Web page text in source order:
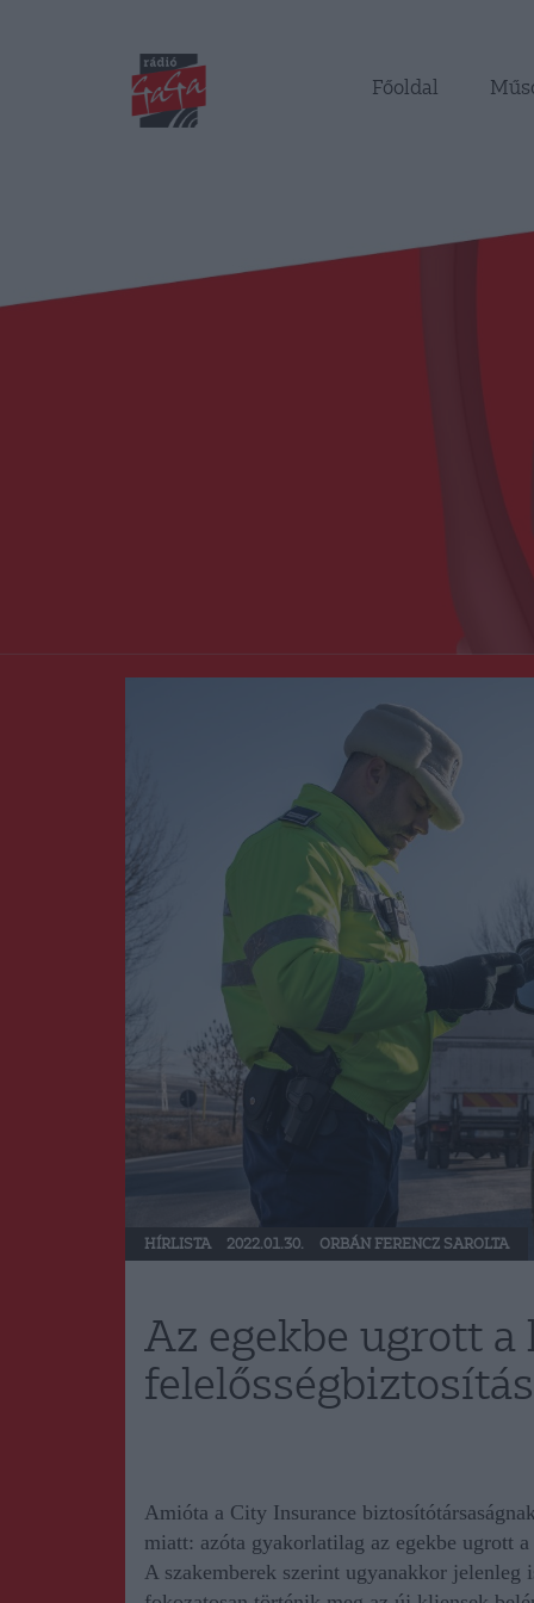
Főoldal
HÍRLISTA 2022.01.30. ORBÁN FERENCZ SAROLTA
Az egekbe ugrott
Amióta a City Insurance biztosítótársaság
miatt: azóta gyakorlatilag az egekbe ugrott
A szakemberek szerint ugyanakkor